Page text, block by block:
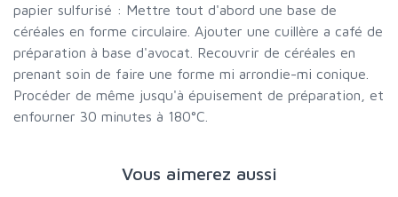
papier sulfurisé : Mettre tout d'abord une base de
céréales en forme circulaire. Ajouter une cuillère a café de
préparation à base d'avocat. Recouvrir de céréales en
prenant soin de faire une forme mi arrondie-mi conique.
Procéder de même jusqu'à épuisement de préparation, et
enfourner 30 minutes à 180°C.
Vous aimerez aussi